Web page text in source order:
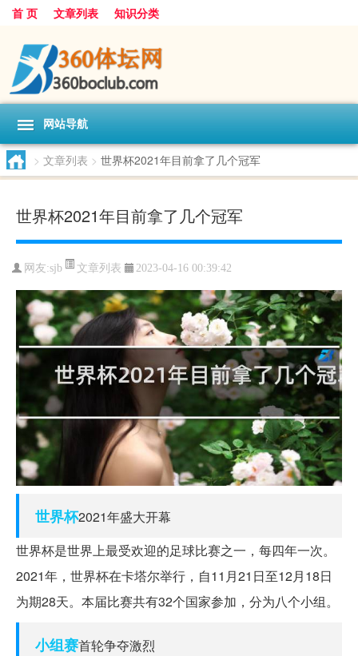
首 页 文章列表 知识分类
网站导航
> 文章列表 > 世界杯2021年目前拿了几个冠军
世界杯2021年目前拿了几个冠军
网友:sjb 文章列表 2023-04-16 00:39:42
世界杯2021年盛大开幕
世界杯是世界上最受欢迎的足球比赛之一，每四年一次。
2021年，世界杯在卡塔尔举行，自11月21日至12月18日
为期28天。本届比赛共有32个国家参加，分为八个小组。
小组赛首轮争夺激烈